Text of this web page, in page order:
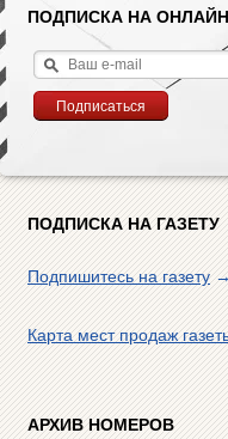
ПОДПИСКА НА
ПОДПИСКА НА ГАЗЕТУ
Подпишитесь на газету
Карта мест продаж
АРХИВ НОМЕРОВ